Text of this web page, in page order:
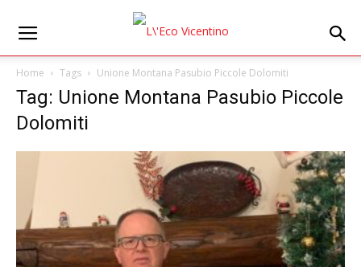
Home Tags Unione Montana Pasubio Piccole Dolomiti
Tag: Unione Montana Pasubio Piccole
Dolomiti